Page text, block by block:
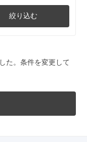
絞り込む
た。条件を変更して